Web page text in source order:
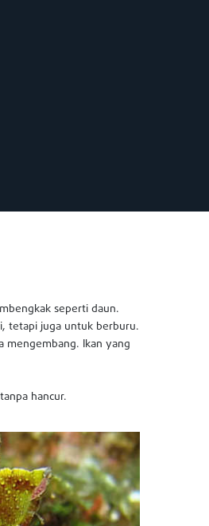
seperti daun.
tetapi juga untuk berburu.
mengembang. Ikan yang
hancur.